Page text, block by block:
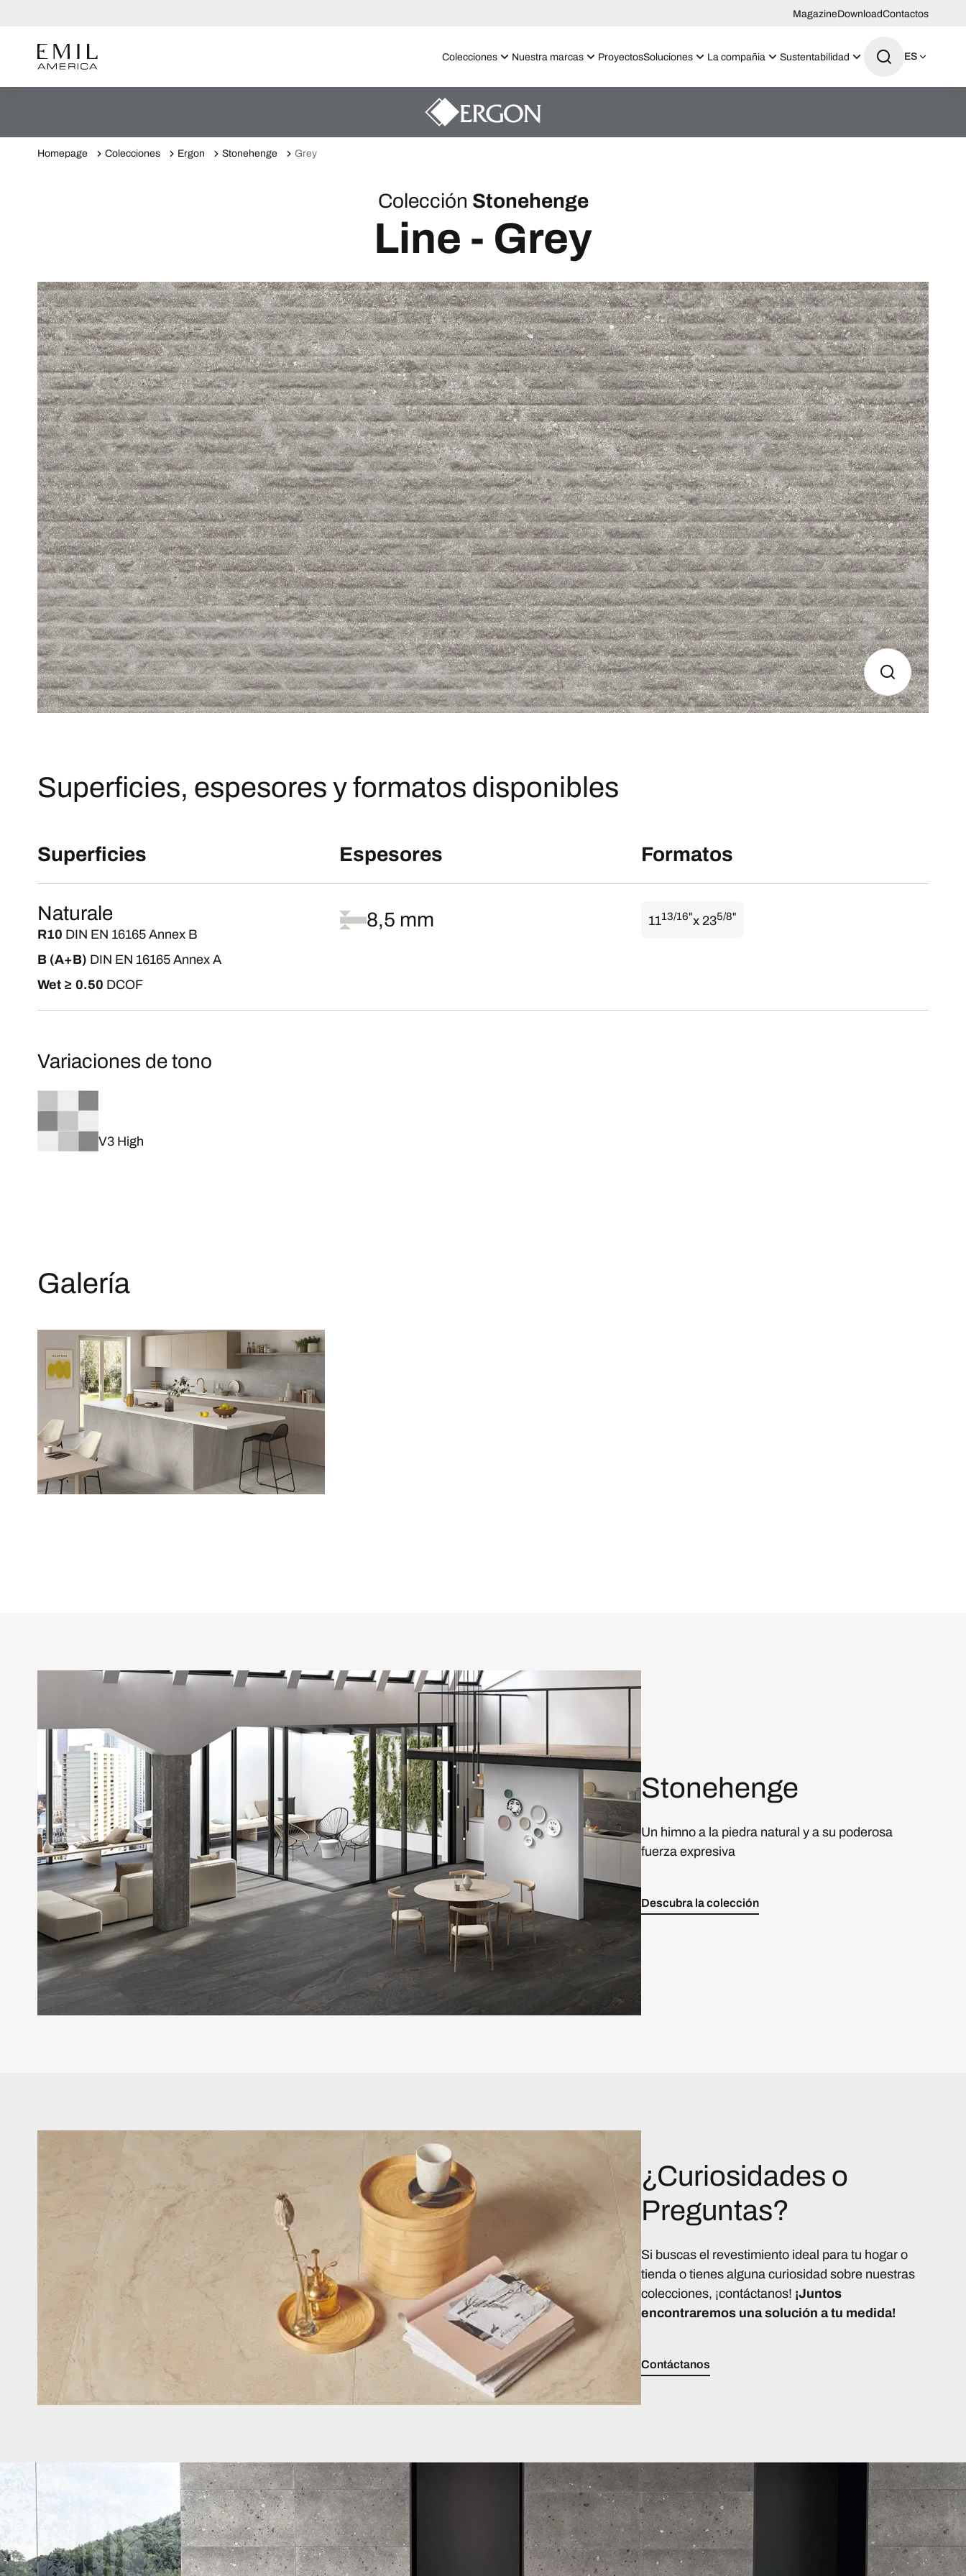
MagazineDownloadContactos
Colecciones Nuestra marcas ProyectosSoluciones La compañia Sustentabilidad ES
Homepage Colecciones Ergon Stonehenge Grey
Colección Stonehenge
Line - Grey
Superficies, espesores y formatos disponibles
Superficies Espesores Formatos
Naturale
R10 DIN EN 16165 Annex B
B (A+B) DIN EN 16165 Annex A
Wet ≥ 0.50 DCOF
8,5 mm 1113/16"x 235/8"
Variaciones de tono
V3 High
Galería
Stonehenge
Un himno a la piedra natural y a su poderosa
fuerza expresiva
Descubra la colección
¿Curiosidades o
Preguntas?
Si buscas el revestimiento ideal para tu hogar o
tienda o tienes alguna curiosidad sobre nuestras
colecciones, ¡contáctanos! ¡Juntos
encontraremos una solución a tu medida!
Contáctanos